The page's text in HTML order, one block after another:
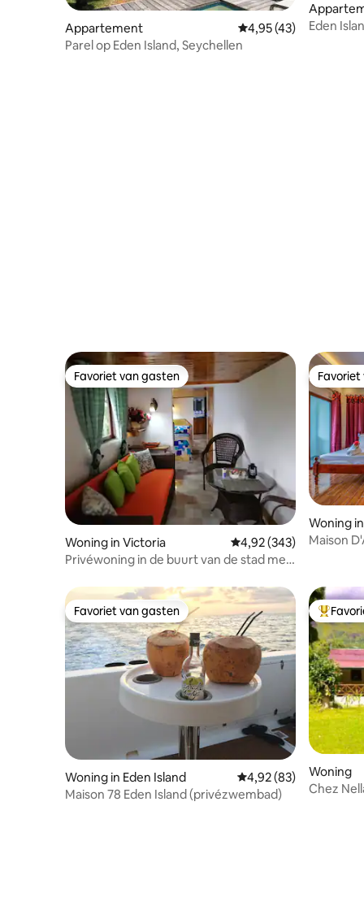
Appartement Gemiddelde
4,95 (43)
Parel op Eden Island, Seychellen
Eden
Favoriet van gasten
Favoriet van gasten
Woning in Victoria Gemiddelde
4,92 (343)
Privéwoning in de buurt van de stad met
Woning
Maison
Favoriet van gasten
Favoriet van gasten
Woning in Eden Island Gemiddelde
4,92 (83)
Maison 78 Eden Island (privézwembad)
Woning
Chez